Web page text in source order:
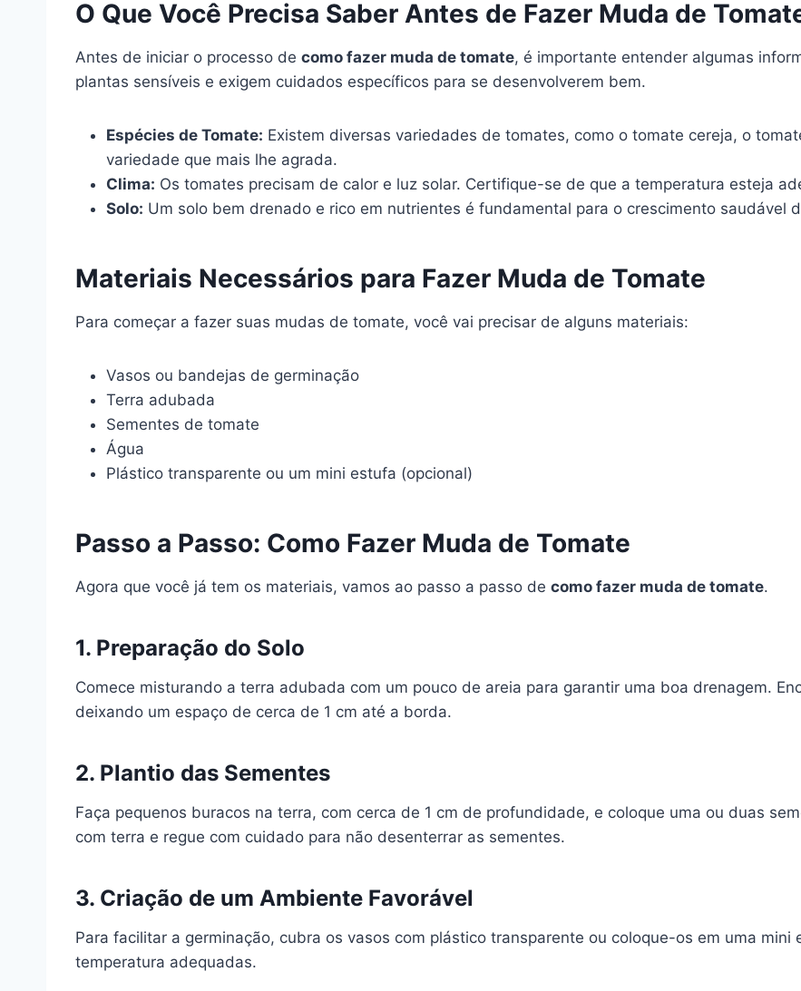
O Que Você Precisa Saber Antes de Fazer Muda de
Antes de iniciar o processo de como fazer muda de tomate, é importante entender algumas
plantas sensíveis e exigem cuidados específicos para se desenvolverem bem.
Espécies de Tomate: Existem diversas variedades de tomates, como o tomate cereja, o
variedade que mais lhe agrada.
Clima: Os tomates precisam de calor e luz solar. Certifique-se de que a temperatura esteja
Solo: Um solo bem drenado e rico em nutrientes é fundamental para o crescimento saudável
Materiais Necessários para Fazer Muda de Tomate
Para começar a fazer suas mudas de tomate, você vai precisar de alguns materiais:
Vasos ou bandejas de germinação
Terra adubada
Sementes de tomate
Água
Plástico transparente ou um mini estufa (opcional)
Passo a Passo: Como Fazer Muda de Tomate
Agora que você já tem os materiais, vamos ao passo a passo de como fazer muda de tomate.
1. Preparação do Solo
Comece misturando a terra adubada com um pouco de areia para garantir uma boa drenagem.
deixando um espaço de cerca de 1 cm até a borda.
2. Plantio das Sementes
Faça pequenos buracos na terra, com cerca de 1 cm de profundidade, e coloque uma ou duas
com terra e regue com cuidado para não desenterrar as sementes.
3. Criação de um Ambiente Favorável
Para facilitar a germinação, cubra os vasos com plástico transparente ou coloque-os em uma
temperatura adequadas.